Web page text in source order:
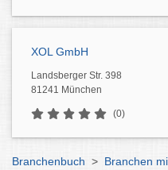
XOL GmbH
Landsberger Str. 398
81241 München
(0)
Branchenbuch > Branchen